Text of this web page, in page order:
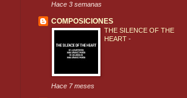
Hace 3 semanas
COMPOSICIONES
THE SILENCE OF THE
HEART -
Hace 7 meses